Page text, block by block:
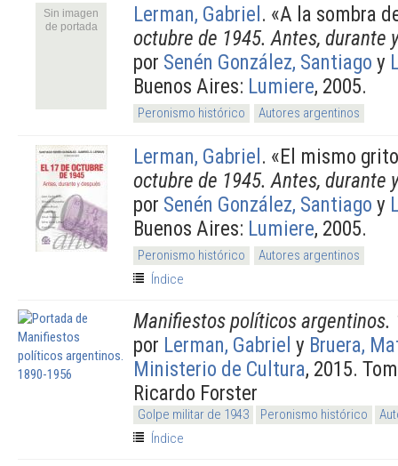
Sin imagen
de portada
Lerman, Gabriel. «A la sombra
octubre de 1945. Antes, durante
por Senén González, Santiago y
Buenos Aires: Lumiere, 2005.
Peronismo histórico Autores argentinos
Lerman, Gabriel. «El mismo
octubre de 1945. Antes, durante
por Senén González, Santiago y
Buenos Aires: Lumiere, 2005.
Peronismo histórico
Autores argentinos
Índice
Manifiestos políticos argentinos.
por Lerman, Gabriel y Bruera,
Ministerio de Cultura, 2015.
Ricardo Forster
Golpe militar de 1943 Peronismo histórico
Índice